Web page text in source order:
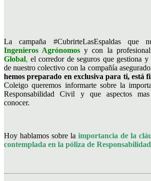
La campaña #CubrirteLasEspaldas que
Ingenieros Agrónomos y con la
Global, el corredor de seguros que gestiona
de nuestro colectivo con la compañía
hemos preparado en exclusiva para ti, está
Coleigo queremos informarte sobre la
Responsabilidad Civil y que aspectos mas
conocer.
Hoy hablamos sobre la importancia de la
contemplada en la póliza de